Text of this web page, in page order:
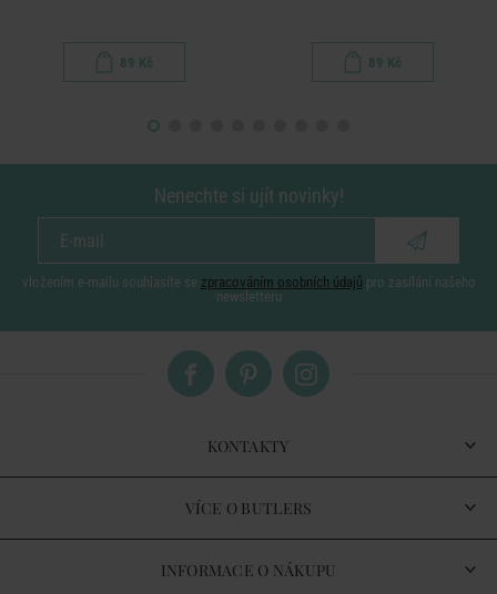
89 Kč 89 Kč
Nenechte si ujít novinky!
vložením e-mailu souhlasíte se zpracováním osobních údajů pro zasílání našeho
newsletteru
KONTAKTY
VÍCE O BUTLERS
INFORMACE O NÁKUPU